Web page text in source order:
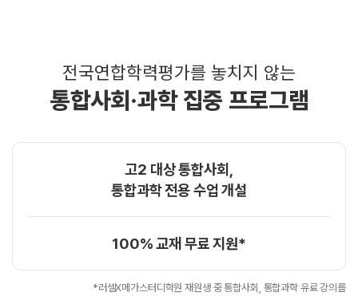
전국연합학력평가를 놓치지 않는
통합사회·과학 집중 프로그램
고2 대상 통합사회,
통합과학 전용 수업 개설
100% 교재 무료 지원*
*러셀X메가스터디학원 재원생 중 통합사회, 통합과학 유료 강의를